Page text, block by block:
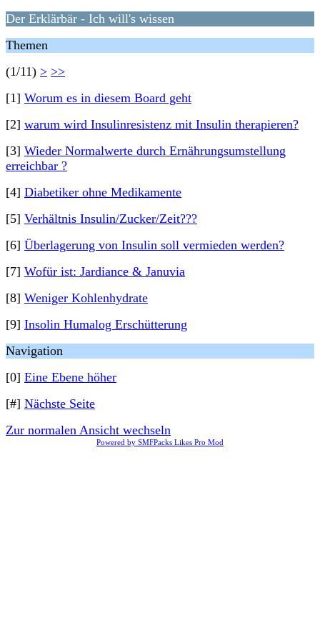
Der Erklärbär - Ich will's wissen
Themen
(1/11) > >>
[1] Worum es in diesem Board geht
[2] warum wird Insulinresistenz mit Insulin therapieren?
[3] Wieder Normalwerte durch Ernährungsumstellung
erreichbar ?
[4] Diabetiker ohne Medikamente
[5] Verhältnis Insulin/Zucker/Zeit???
[6] Überlagerung von Insulin soll vermieden werden?
[7] Wofür ist: Jardiance & Januvia
[8] Weniger Kohlenhydrate
[9] Insolin Humalog Erschütterung
Navigation
[0] Eine Ebene höher
[#] Nächste Seite
Zur normalen Ansicht wechseln
Powered by SMFPacks Likes Pro Mod